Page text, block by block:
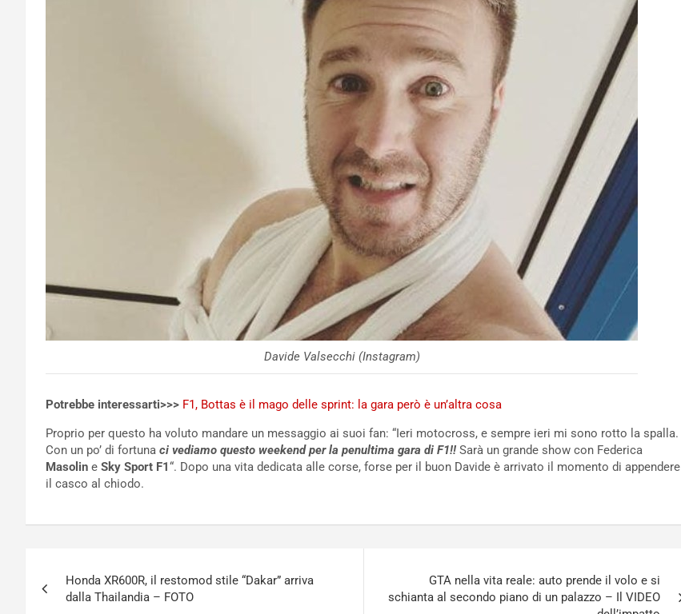
Davide Valsecchi (Instagram)
Potrebbe interessarti>>> F1, Bottas è il mago delle sprint: la gara però è un’altra cosa
Proprio per questo ha voluto mandare un messaggio ai suoi fan: “Ieri motocross, e sempre ieri mi sono rotto la spalla.
Con un po’ di fortuna ci vediamo questo weekend per la penultima gara di F1!! Sarà un grande show con Federica
Masolin e Sky Sport F1 “. Dopo una vita dedicata alle corse, forse per il buon Davide è arrivato il momento di appendere
il casco al chiodo.
articoli
Honda XR600R, il restomod stile “Dakar” arriva
dalla Thailandia – FOTO
GTA nella vita reale: auto prende il volo e si
schianta al secondo piano di un palazzo – Il VIDEO